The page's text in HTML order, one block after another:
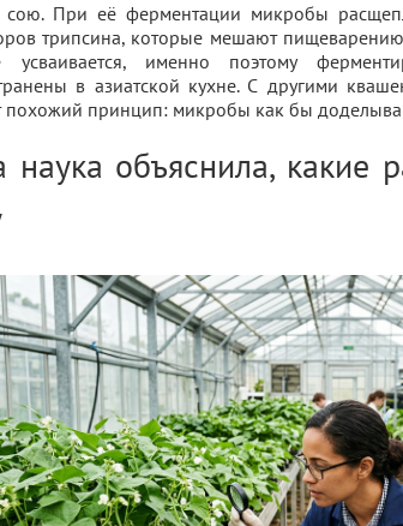
сою. При её ферментации микробы
трипсина, которые мешают
усваивается, именно поэтому
в азиатской кухне. С другими
похожий принцип: микробы как бы
наука объяснила, какие